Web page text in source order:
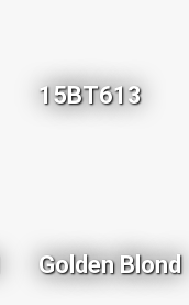
15BT613
Golden Blond